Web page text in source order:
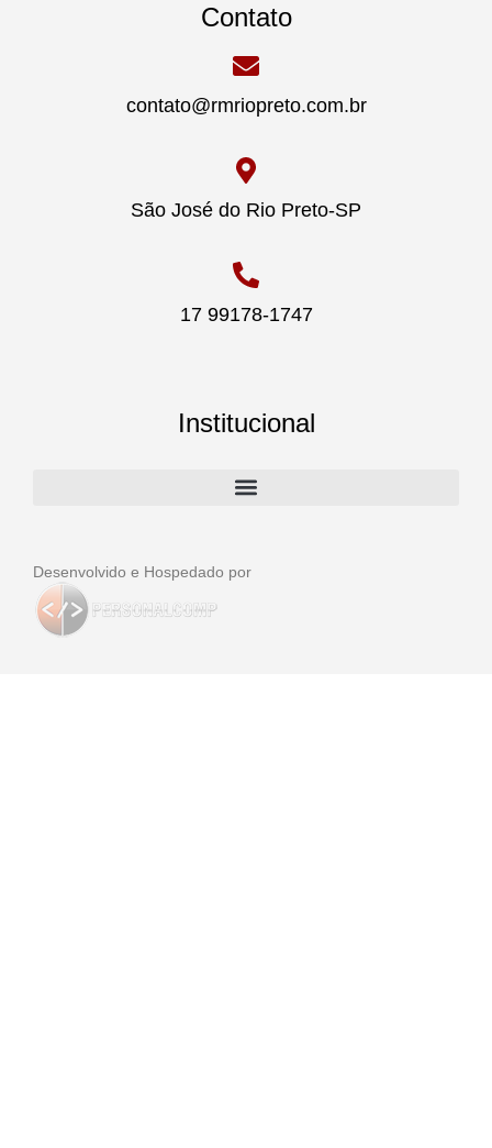
Contato
contato@rmriopreto.com.br
São José do Rio Preto-SP
17 99178-1747
Institucional
Desenvolvido e Hospedado por